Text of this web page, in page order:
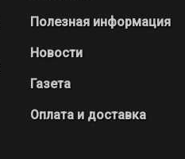
Полезная информация
Новости
Газета
Оплата и доставка